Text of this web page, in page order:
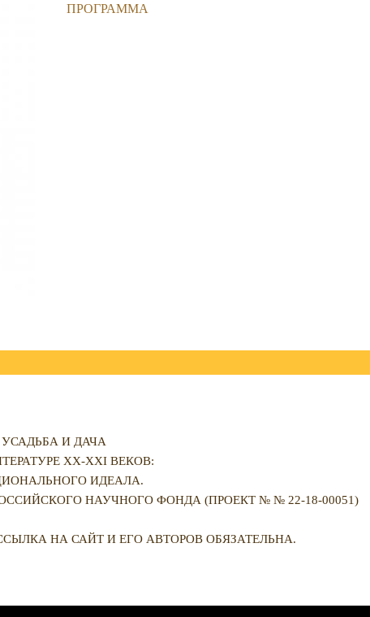
ПРОГРАММА
УСАДЬБА И ДАЧА
XX-XXI ВЕКОВ:
ИДЕАЛА.
НАУЧНОГО ФОНДА (ПРОЕКТ № № 22-18-00051)
НА САЙТ И ЕГО АВТОРОВ ОБЯЗАТЕЛЬНА.